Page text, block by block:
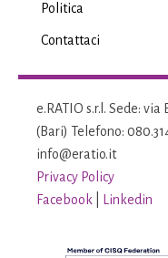
Politica
Contattaci
e.RATIO s.r.l. Sede:
(Bari) Telefono:
info@eratio.it
Privacy Policy
Facebook
Linkedin